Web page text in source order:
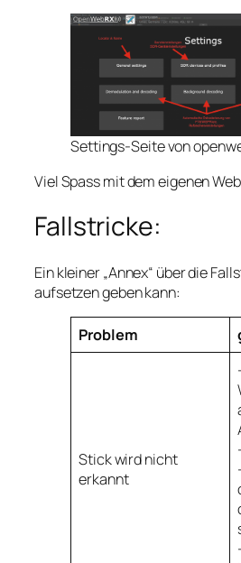
Settings-Seite von
Viel Spass mit dem eigenen
Fallstricke:
Ein kleiner „Annex“ über die
aufsetzen geben kann:
Problem
Stick wird nicht
erkannt